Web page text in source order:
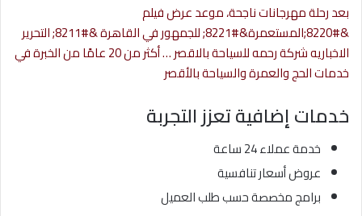
بعد رحلة مهرجانات ناجحة، موعد عرض فيلم
&#8220;المستعمرة&#8221; للجمهور في القاهرة &#8211; التحرير
الاخباريه
شركة رحمه للسياحة بالاقصر … أكثر من 20 عامًا من الخبرة في
خدمات الحج والعمرة والسياحة بالأقصر
خدمات إضافية تعزز التجربة
خدمة عملاء 24 ساعة
عروض أسعار تنافسية
برامج مخصصة حسب طلب العميل